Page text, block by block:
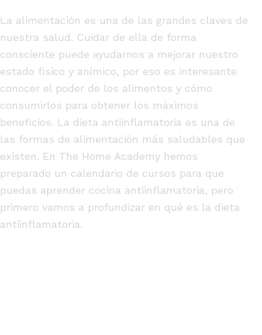
La alimentación es una de las grandes claves de
nuestra salud. Cuidar de ella de forma
consciente puede ayudarnos a mejorar nuestro
estado físico y anímico, por eso es interesante
conocer el poder de los alimentos y cómo
consumirlos para obtener los máximos
beneficios. La dieta antiinflamatoria es una de
las formas de alimentación más saludables que
existen. En The Home Academy hemos
preparado un calendario de cursos para que
puedas aprender cocina antiinflamatoria, pero
primero vamos a profundizar en qué es la dieta
antiinflamatoria.